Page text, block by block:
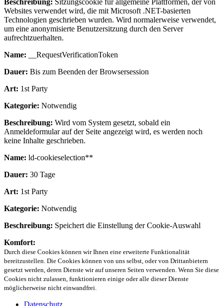
Websites verwendet wird, die mit Microsoft .NET-basierten
Technologien geschrieben wurden. Wird normalerweise verwendet,
um eine anonymisierte Benutzersitzung durch den Server
aufrechtzuerhalten.
Name: __RequestVerificationToken
Dauer: Bis zum Beenden der Browsersession
Art: 1st Party
Kategorie: Notwendig
Beschreibung: Wird vom System gesetzt, sobald ein
Anmeldeformular auf der Seite angezeigt wird, es werden noch
keine Inhalte geschrieben.
Name: ld-cookieselection**
Dauer: 30 Tage
Art: 1st Party
Kategorie: Notwendig
Beschreibung: Speichert die Einstellung der Cookie-Auswahl
Komfort:
Durch diese Cookies können wir Ihnen eine erweiterte Funktionalität
bereitzustellen. Die Cookies können von uns selbst, oder von Drittanbietern
gesetzt werden, deren Dienste wir auf unseren Seiten verwenden. Wenn Sie diese
Cookies nicht zulassen, funktionieren einige oder alle dieser Dienste
möglicherweise nicht einwandfrei.
Datenschutz